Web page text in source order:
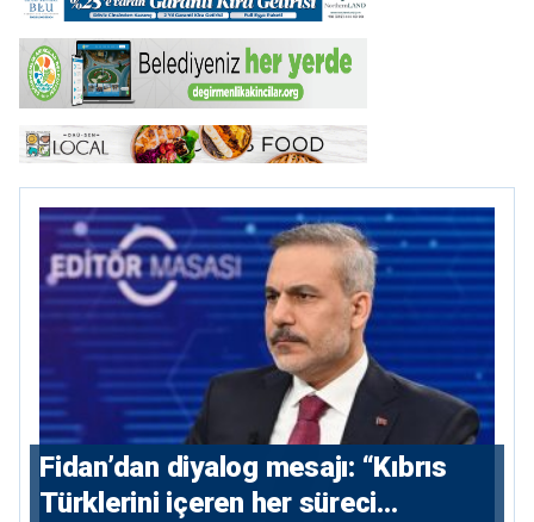
Fidan’dan diyalog mesajı: “Kıbrıs
Türklerini içeren her süreci